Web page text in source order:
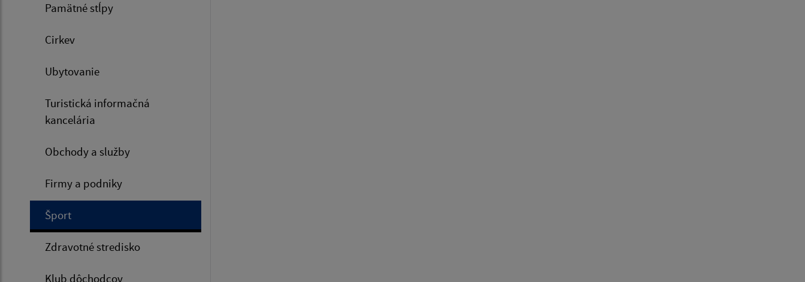
Pamätné stĺpy
Cirkev
Ubytovanie
Turistická informačná
kancelária
Obchody a služby
Firmy a podniky
Šport
Zdravotné stredisko
Klub dôchodcov